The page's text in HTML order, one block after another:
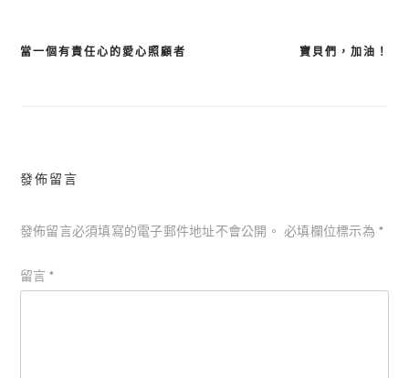
文
寶貝們，加油！
當一個有責任心的愛心照顧者
發佈留言
發佈留言必須填寫的電子郵件地址不會公開。 必填欄位標示為*
留言 *